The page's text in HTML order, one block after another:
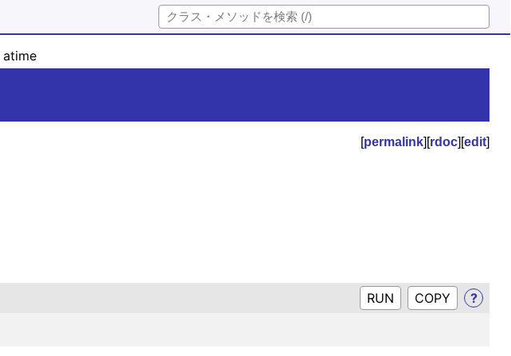
atime
[permalink][rdoc][edit]
RUN ?